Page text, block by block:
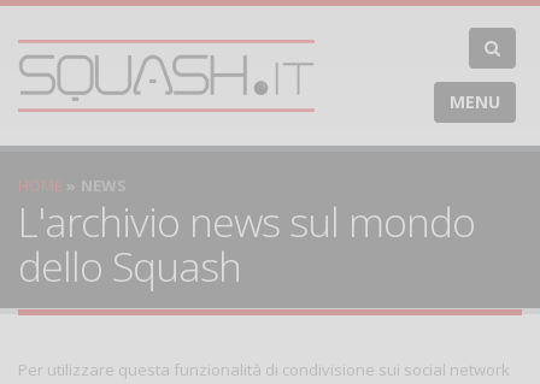
MENU
HOME NEWS
L'archivio news sul mondo
dello Squash
Per utilizzare questa funzionalità di condivisione sui social network